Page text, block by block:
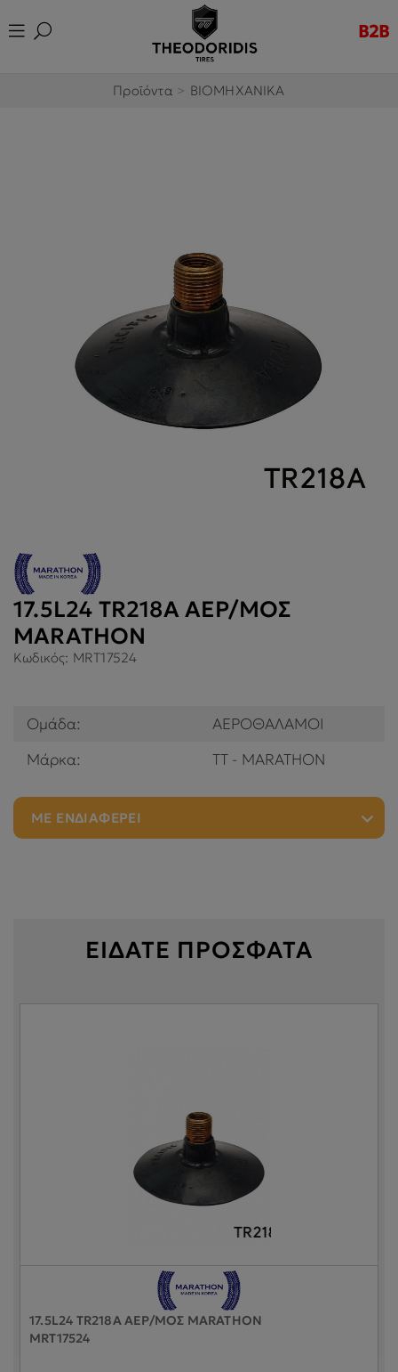
B2B
Προϊόντα > ΒΙΟΜΗΧΑΝΙΚΑ
17.5L24 TR218A ΑΕΡ/ΜΟΣ
MARATHON
Κωδικός: MRT17524
Ομάδα:
ΑΕΡΟΘΑΛΑΜΟΙ
Μάρκα:
TT - MARATHON
ΜΕ ΕΝΔΙΑΦΕΡΕΙ
ΕΙΔΑΤΕ ΠΡΟΣΦΑΤΑ
17.5L24 TR218A ΑΕΡ/ΜΟΣ MARATHON
MRT17524